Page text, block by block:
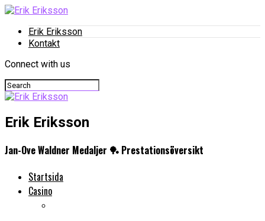
Erik Eriksson
Kontakt
Connect with us
Erik Eriksson
Jan-Ove Waldner Medaljer 🏓 Prestationsöversikt
Startsida
Casino